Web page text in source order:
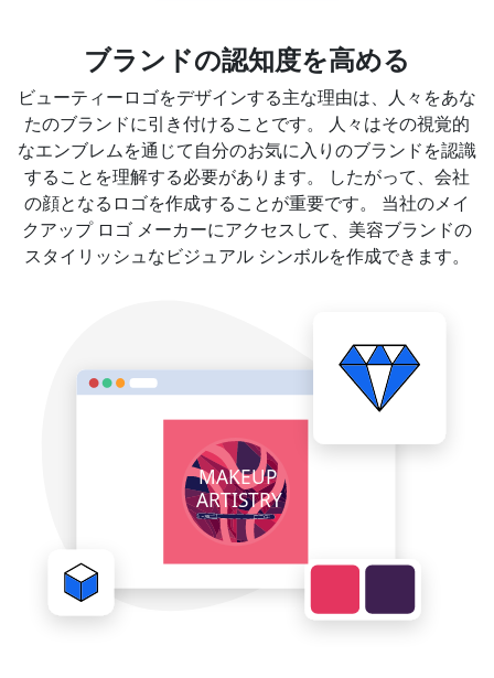
ブランドの認知度を高める
ビューティーロゴをデザインする主な理由は、人々をあな
たのブランドに引き付けることです。 人々はその視覚的
なエンブレムを通じて自分のお気に入りのブランドを認識
することを理解する必要があります。 したがって、会社
の顔となるロゴを作成することが重要です。 当社のメイ
クアップ ロゴ メーカーにアクセスして、美容ブランドの
スタイリッシュなビジュアル シンボルを作成できます。